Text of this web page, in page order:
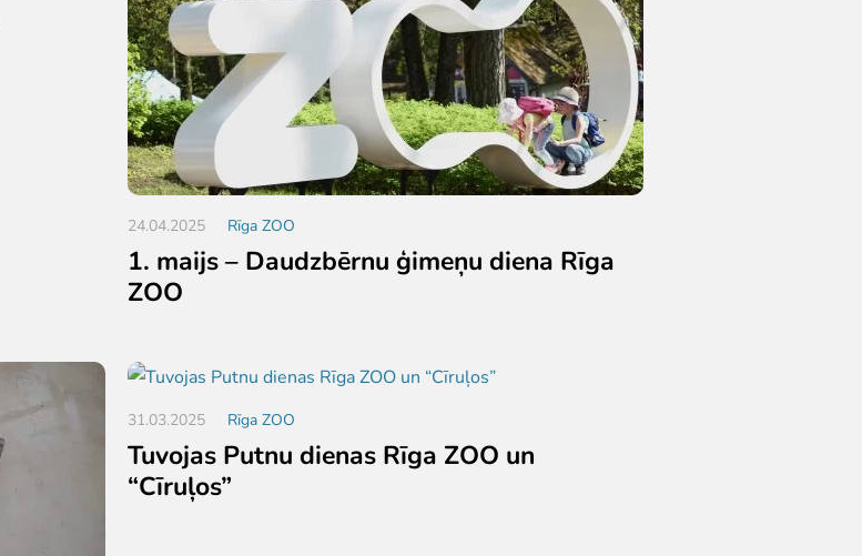
24.04.2025 Rīga ZOO
1. maijs – Daudzbērnu ģimeņu diena Rīga
ZOO
31.03.2025 Rīga ZOO
Tuvojas Putnu dienas Rīga ZOO un
“Cīruļos”